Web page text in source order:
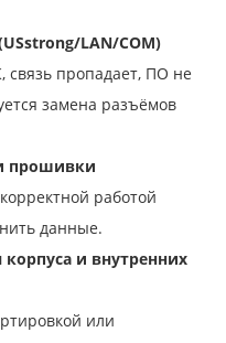
LAN/COM)
связь пропадает, ПО не
замена разъёмов
прошивки
работой
данные.
и внутренних
или